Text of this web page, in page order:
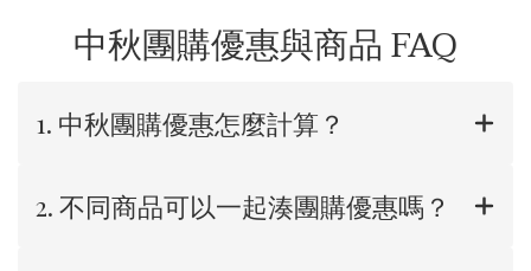
中秋團購優惠與商品 FAQ
1. 中秋團購優惠怎麼計算？
2. 不同商品可以一起湊團購優惠嗎？